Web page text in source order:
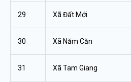
29 Xã Đất Mới
30 Xã Năm Căn
31 Xã Tam Giang